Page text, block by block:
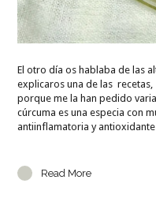
El otro día os hablaba de las
explicaros una de las
porque me la han pedido
cúrcuma es una especia con
antiinflamatoria y
Read More